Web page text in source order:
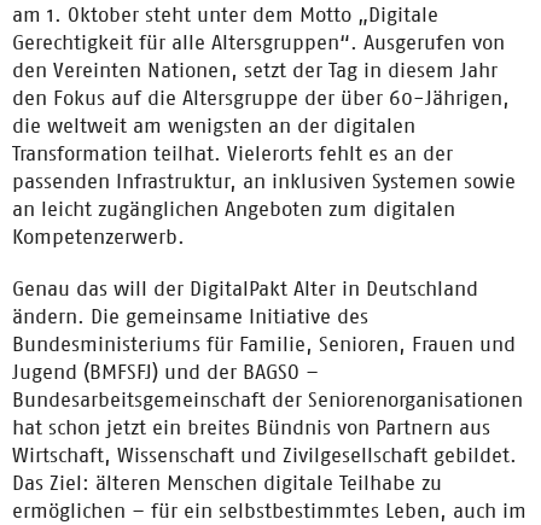
am 1. Oktober steht unter dem Motto „Digitale
Gerechtigkeit für alle Altersgruppen“. Ausgerufen von
den Vereinten Nationen, setzt der Tag in diesem Jahr
den Fokus auf die Altersgruppe der über 60-Jährigen,
die weltweit am wenigsten an der digitalen
Transformation teilhat. Vielerorts fehlt es an der
passenden Infrastruktur, an inklusiven Systemen sowie
an leicht zugänglichen Angeboten zum digitalen
Kompetenzerwerb.
Genau das will der DigitalPakt Alter in Deutschland
ändern. Die gemeinsame Initiative des
Bundesministeriums für Familie, Senioren, Frauen und
Jugend (BMFSFJ) und der BAGSO –
Bundesarbeitsgemeinschaft der Seniorenorganisationen
hat schon jetzt ein breites Bündnis von Partnern aus
Wirtschaft, Wissenschaft und Zivilgesellschaft gebildet.
Das Ziel: älteren Menschen digitale Teilhabe zu
ermöglichen – für ein selbstbestimmtes Leben, auch im